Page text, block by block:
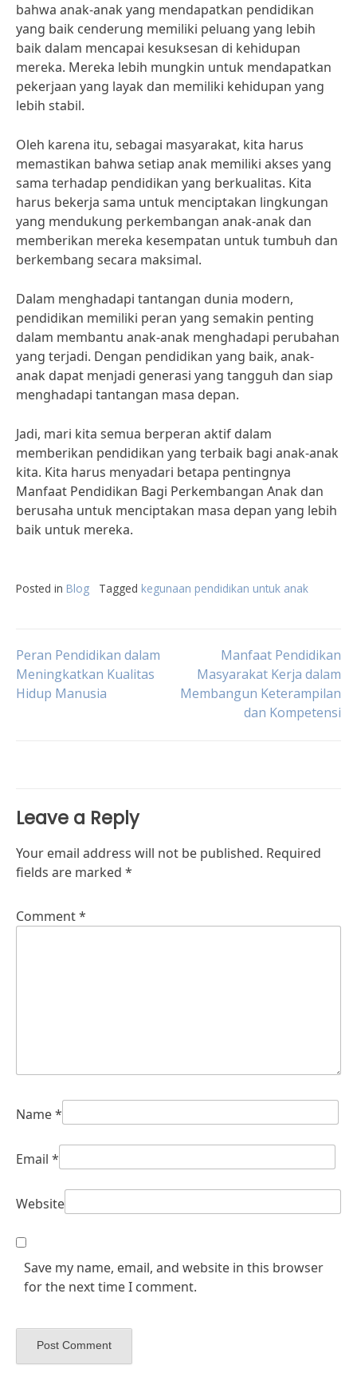
bahwa anak-anak yang mendapatkan pendidikan
yang baik cenderung memiliki peluang yang lebih
baik dalam mencapai kesuksesan di kehidupan
mereka. Mereka lebih mungkin untuk mendapatkan
pekerjaan yang layak dan memiliki kehidupan yang
lebih stabil.
Oleh karena itu, sebagai masyarakat, kita harus
memastikan bahwa setiap anak memiliki akses yang
sama terhadap pendidikan yang berkualitas. Kita
harus bekerja sama untuk menciptakan lingkungan
yang mendukung perkembangan anak-anak dan
memberikan mereka kesempatan untuk tumbuh dan
berkembang secara maksimal.
Dalam menghadapi tantangan dunia modern,
pendidikan memiliki peran yang semakin penting
dalam membantu anak-anak menghadapi perubahan
yang terjadi. Dengan pendidikan yang baik, anak-
anak dapat menjadi generasi yang tangguh dan siap
menghadapi tantangan masa depan.
Jadi, mari kita semua berperan aktif dalam
memberikan pendidikan yang terbaik bagi anak-anak
kita. Kita harus menyadari betapa pentingnya
Manfaat Pendidikan Bagi Perkembangan Anak dan
berusaha untuk menciptakan masa depan yang lebih
baik untuk mereka.
Posted in Blog Tagged kegunaan pendidikan untuk anak
Post
navigation
Peran Pendidikan dalam
Meningkatkan Kualitas
Hidup Manusia
Manfaat Pendidikan
Masyarakat Kerja dalam
Membangun Keterampilan
dan Kompetensi
Leave a Reply
Your email address will not be published. Required
fields are marked *
Comment*
Name*
Email *
Website
Save my name, email, and website in this browser
for the next time I comment.